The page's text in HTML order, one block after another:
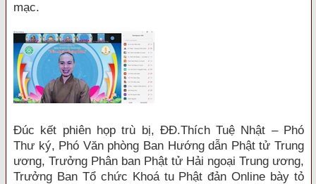
mạc.
Đúc kết phiên họp trù bị, ĐĐ.Thích Tuệ Nhật – Phó
Thư ký, Phó Văn phòng Ban Hướng dẫn Phật tử Trung
ương, Trưởng Phân ban Phật tử Hải ngoại Trung ương,
Trưởng Ban Tổ chức Khoá tu Phật đản Online bày tỏ